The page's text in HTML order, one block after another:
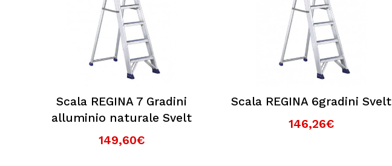
Scala REGINA 7 Gradini
alluminio naturale Svelt
149,60€
Scala REGINA 6gradini Svelt
146,26€